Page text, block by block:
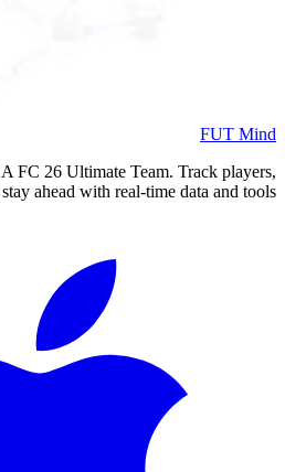
The ultimate platform for EA FC
use our AI SBC Solver, and stay